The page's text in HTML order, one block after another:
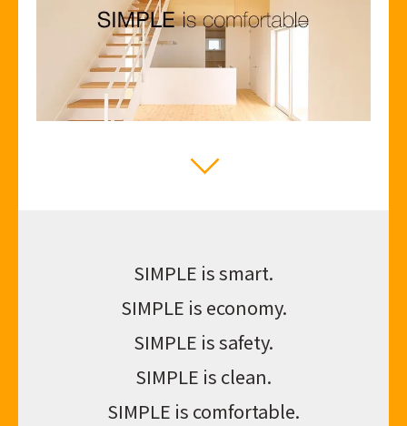
SIMPLE is smart.
SIMPLE is economy.
SIMPLE is safety.
SIMPLE is clean.
SIMPLE is comfortable.